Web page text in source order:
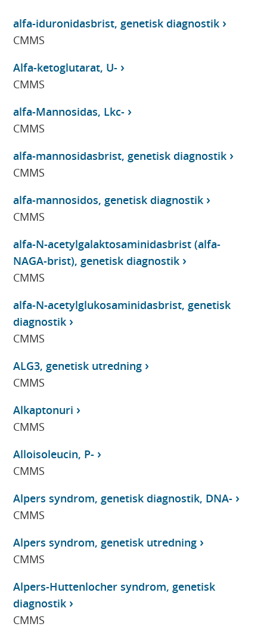
alfa-iduronidasbrist, genetisk diagnostik
CMMS
Alfa-ketoglutarat, U-
CMMS
alfa-Mannosidas, Lkc-
CMMS
alfa-mannosidasbrist, genetisk diagnostik
CMMS
alfa-mannosidos, genetisk diagnostik
CMMS
alfa-N-acetylgalaktosaminidasbrist (alfa-
NAGA-brist), genetisk diagnostik
CMMS
alfa-N-acetylglukosaminidasbrist, genetisk
diagnostik
CMMS
ALG3, genetisk utredning
CMMS
Alkaptonuri
CMMS
Alloisoleucin, P-
CMMS
Alpers syndrom, genetisk diagnostik, DNA-
CMMS
Alpers syndrom, genetisk utredning
CMMS
Alpers-Huttenlocher syndrom, genetisk
diagnostik
CMMS